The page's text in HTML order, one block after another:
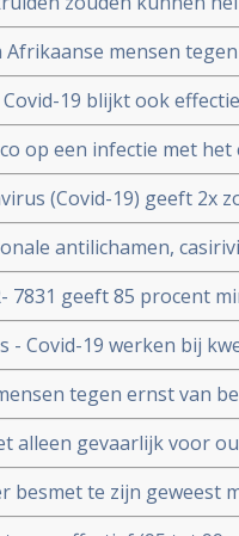
onderzoekers
mensen
anders dan
19 blijkt ook
op een infectie met
beschermt echter
aan uit Israel
(Covid-19) geeft 2x
dan de Alpha mutatie.
antilichamen,
patienten die zelf
7831 geeft 85 procent
coronavirus - COVID-
- Covid-19 werken bij
blijkt uit groot
tegen ernst van
bevolkingsonderzoek
alleen gevaarlijk voor
blijkt uit grote
besmet te zijn geweest
blijkt uit